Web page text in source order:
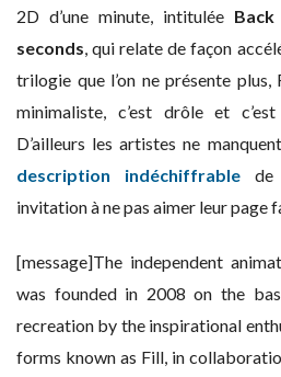
2D d’une minute, intitulée
seconds, qui relate de façon
trilogie que l’on ne présente plus,
minimaliste, c’est drôle et
D’ailleurs les artistes ne
description indéchiffrable de
invitation à ne pas aimer leur page
[message]The independent
was founded in 2008 on the
recreation by the inspirational
forms known as Fill, in